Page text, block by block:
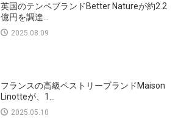
英国のテンペブランドBetter Natureが約2.2
億円を調達...
2025.08.09
フランスの高級ペストリーブランドMaison
Linotteが、1...
2025.05.10